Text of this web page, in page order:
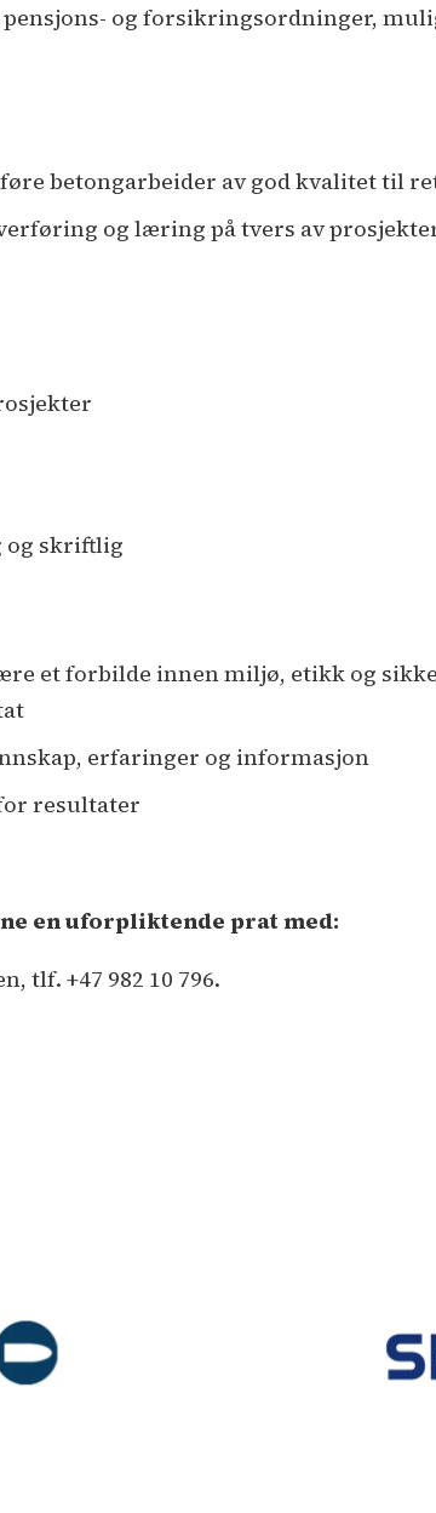
og forsikringsordninger,
betongarbeider av god kvalitet til
og læring på tvers av
og skriftlig
et forbilde innen miljø, etikk og
erfaringer og informasjon
resultater
en uforpliktende prat med:
tlf. +47 982 10 796.